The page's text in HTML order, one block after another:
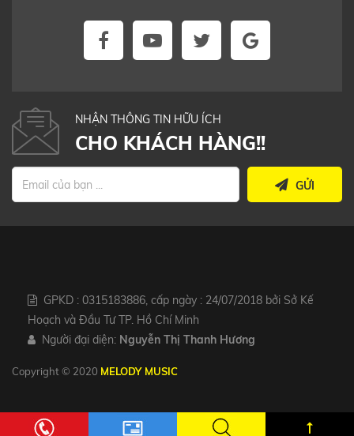
NHẬN THÔNG TIN HỮU ÍCH
CHO KHÁCH HÀNG!!
GỬI
GPKD : 0315183886, cấp ngày : 24/07/2018 bởi Sở Kế
Hoạch và Đầu Tư TP. Hồ Chí Minh
Người đại diện: Nguyễn Thị Thanh Hương
Copyright © 2020 MELODY MUSIC